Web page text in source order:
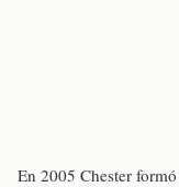
En 2005 Chester